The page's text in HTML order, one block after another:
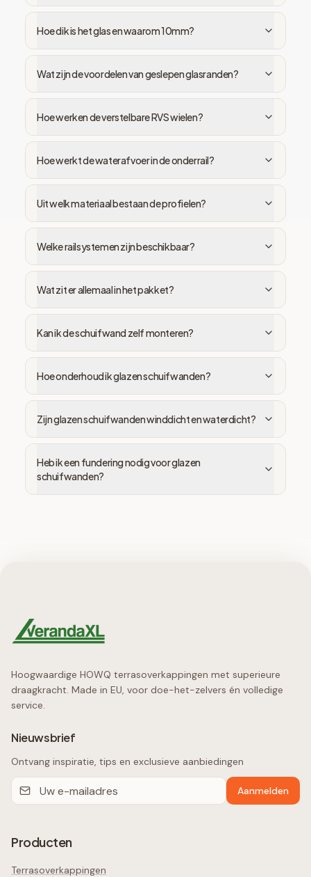
Hoe dik is het glas en waarom 10mm?
Wat zijn de voordelen van geslepen glasranden?
Hoe werken de verstelbare RVS wielen?
Hoe werkt de waterafvoer in de onderrail?
Uit welk materiaal bestaan de profielen?
Welke railsystemen zijn beschikbaar?
Wat zit er allemaal in het pakket?
Kan ik de schuifwand zelf monteren?
Hoe onderhoud ik glazen schuifwanden?
Zijn glazen schuifwanden winddicht en waterdicht?
Heb ik een fundering nodig voor glazen
schuifwanden?
Hoogwaardige HOWQ terrasoverkappingen met superieure
draagkracht. Made in EU, voor doe-het-zelvers én volledige
service.
Nieuwsbrief
Ontvang inspiratie, tips en exclusieve aanbiedingen
Aanmelden
Producten
Terrasoverkappingen